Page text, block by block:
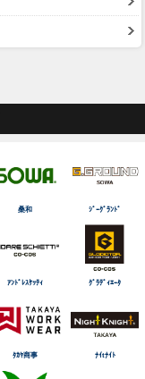
桑和 ｼﾞｰｸﾞﾗﾝﾄﾞ
ｱﾝﾄﾞﾚｽｹｯﾃｨ ｸﾞﾗﾃﾞｨｴｰﾀ
ﾀｶﾔ商事 ﾅｲtﾅｲﾄ